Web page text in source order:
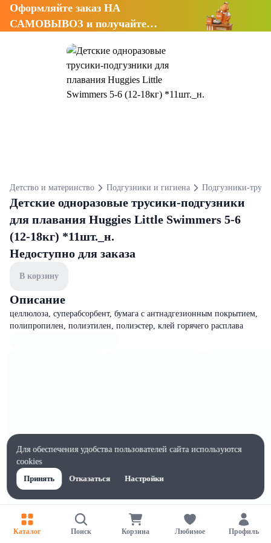
Оформляйте заказ НА
САМОВЫВОЗ и получайте
Детство и материнство Подгузники и гигиена Подгузники-
Детские одноразовые трусики-подгузники
для плавания Huggies Little Swimmers 5-6
(12-18кг) *11шт._н.
Недоступно для заказа
В корзину
Описание
целлюлоза, суперабсорбент, бумага с антнадгезионным покрытием,
полипропилен, полиэтилен, полиэстер, клей горячего расплава
Характеристики
Каталог Поиск Корзина Любимое Профиль
Для обеспечения удобства пользователей сайта используются
cookies
Принять
Отказаться Настройки